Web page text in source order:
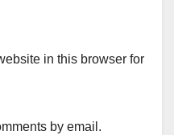
in this browser for
by email.